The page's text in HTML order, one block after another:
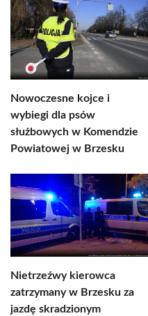
Nowoczesne kojce i
wybiegi dla psów
służbowych w Komendzie
Powiatowej w Brzesku
Nietrzeźwy kierowca
zatrzymany w Brzesku za
jazdę skradzionym